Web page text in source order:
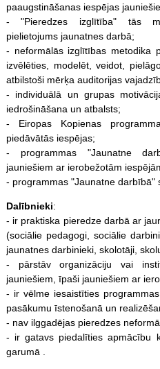
paaugstināšanas iespējas
- "Pieredzes izglītība" tās
pielietojums jaunatnes darbā;
- neformālās izglītības metodika
izvēlēties, modelēt, veidot,
atbilstoši mērķa auditorijas
- individuālā un grupas
iedrošināšana un atbalsts;
- Eiropas Kopienas
piedāvātās iespējas;
- programmas "Jaunatne
jauniešiem ar ierobežotām
- programmas "Jaunatne darbībā"
Dalībnieki:
- ir praktiska pieredze darbā ar
(sociālie pedagogi, sociālie
jaunatnes darbinieki, skolotāji,
- pārstāv organizāciju vai
jauniešiem, īpaši jauniešiem ar
- ir vēlme iesaistīties
pasākumu īstenošanā un
- nav ilggadējas pieredzes
- ir gatavs piedalīties apmācību
garumā .